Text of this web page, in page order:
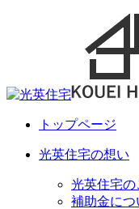
トップページ
光英住宅の想い
光英住宅の
補助金につ